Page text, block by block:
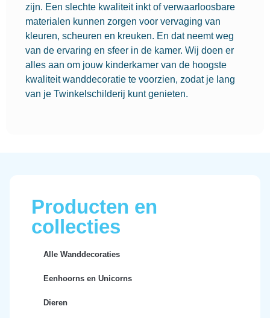
zijn. Een slechte kwaliteit inkt of verwaarloosbare
materialen kunnen zorgen voor vervaging van
kleuren, scheuren en kreuken. En dat neemt weg
van de ervaring en sfeer in de kamer. Wij doen er
alles aan om jouw kinderkamer van de hoogste
kwaliteit wanddecoratie te voorzien, zodat je lang
van je Twinkelschilderij kunt genieten.
Producten en
collecties
Alle Wanddecoraties
Eenhoorns en Unicorns
Dieren